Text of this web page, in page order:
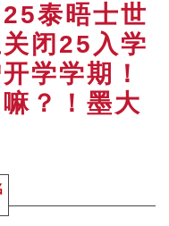
25泰晤士世
闭25入学
学学期！
？！墨大